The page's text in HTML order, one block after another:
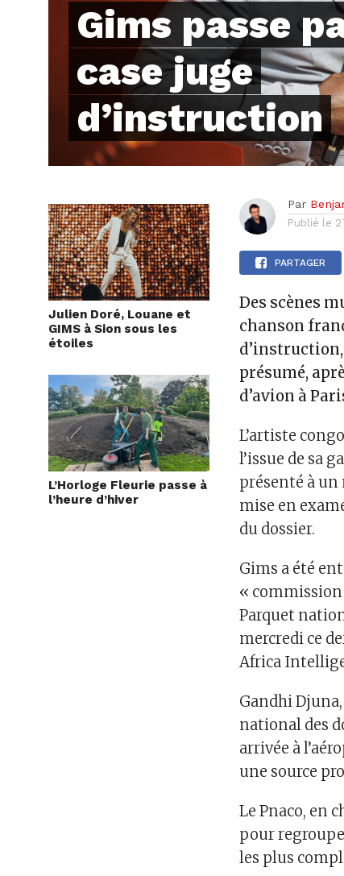
Gims passe
case juge
d’instruction
Julien Doré, Louane et
GIMS à Sion sous les
étoiles
L’Horloge Fleurie passe à
l’heure d’hiver
Par
Publié le
PARTAGER
Des scènes
chanson
présumé,
d’avion à
L’artiste
l’issue de sa
présenté à
mise en
du dossier.
Gims a été
«
Parquet
mercredi ce
Africa
Gandhi
national des
arrivée à
une source
Le Pnaco, en
pour
les plus